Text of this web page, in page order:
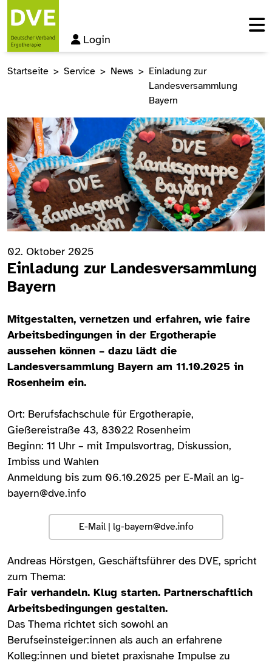
Login
Startseite Service News
Einladung zur
Landesversammlung
Bayern
02. Oktober 2025
Einladung zur Landesversammlung
Bayern
Mitgestalten, vernetzen und erfahren, wie faire
Arbeitsbedingungen in der Ergotherapie
aussehen können – dazu lädt die
Landesversammlung Bayern am 11.10.2025 in
Rosenheim ein.
Ort: Berufsfachschule für Ergotherapie,
Gießereistraße 43, 83022 Rosenheim
Beginn: 11 Uhr – mit Impulsvortrag, Diskussion,
Imbiss und Wahlen
Anmeldung bis zum 06.10.2025 per E-Mail an lg-
bayern@dve.info
E-Mail | lg-bayern@dve.info
Andreas Hörstgen, Geschäftsführer des DVE, spricht
zum Thema:
Fair verhandeln. Klug starten. Partnerschaftlich
Arbeitsbedingungen gestalten.
Das Thema richtet sich sowohl an
Berufseinsteiger:innen als auch an erfahrene
Kolleg:innen und bietet praxisnahe Impulse zu